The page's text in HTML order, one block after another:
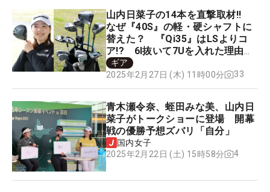
山内日菜子の14本を直撃取材‼
なぜ『40S』の軽・硬シャフトに
替えた？ 『Qi35』はLSよりコ
ア!? 6I抜いて7Uを入れた理由
は？
ギア
2025年2月27日 (木) 11時00分
33
青木瀬令奈、蛭田みな美、山内日
菜子がトークショーに登場 開幕
戦の優勝予想ズバリ「自分」
国内女子
2025年2月22日 (土) 15時58分
4